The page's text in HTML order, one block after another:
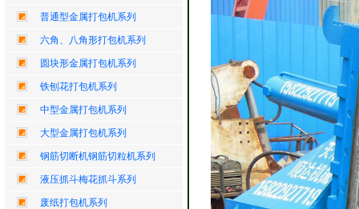
普通型金属打包机系列
六角、八角形打包机系列
圆块形金属打包机系列
铁刨花打包机系列
中型金属打包机系列
大型金属打包机系列
钢筋切断机钢筋切粒机系列
液压抓斗梅花抓斗系列
废纸打包机系列